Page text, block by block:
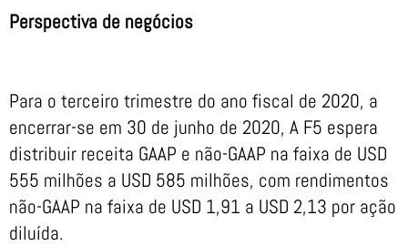
Perspectiva de negócios
Para o terceiro trimestre do ano fiscal de 2020, a
encerrar-se em 30 de junho de 2020, A F5 espera
distribuir receita GAAP e não-GAAP na faixa de USD
555 milhões a USD 585 milhões, com rendimentos
não-GAAP na faixa de USD 1,91 a USD 2,13 por ação
diluída.